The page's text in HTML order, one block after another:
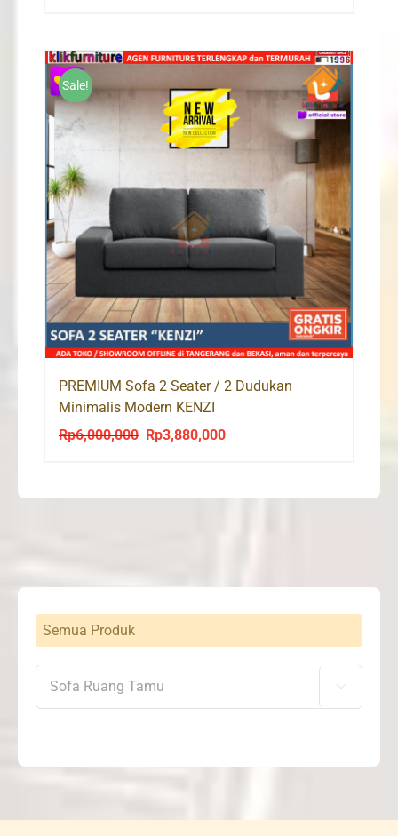
Rp5,500,000. Rp3,980,000.
Sale!
PREMIUM Sofa 2 Seater / 2 Dudukan
Minimalis Modern KENZI
Rp6,000,000
Original
Rp3,880,000Current
Semua Produk
